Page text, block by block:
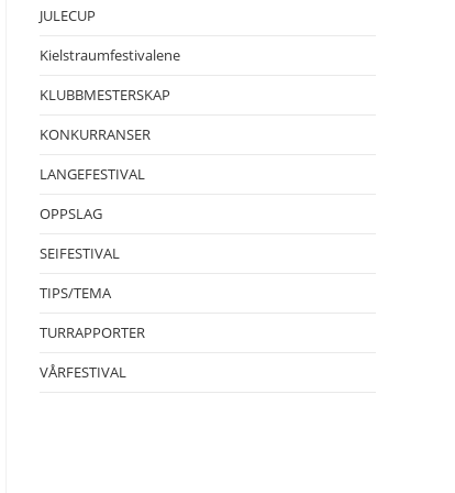
JULECUP
Kielstraumfestivalene
KLUBBMESTERSKAP
KONKURRANSER
LANGEFESTIVAL
OPPSLAG
SEIFESTIVAL
TIPS/TEMA
TURRAPPORTER
VÅRFESTIVAL